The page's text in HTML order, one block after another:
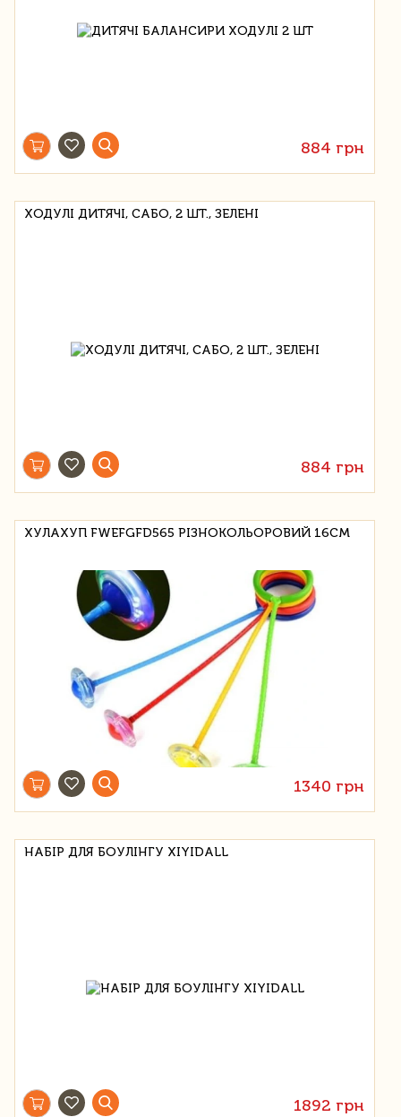
884 грн
ХОДУЛІ ДИТЯЧІ, САБО, 2 ШТ., ЗЕЛЕНІ
884 грн
ХУЛАХУП FWEFGFD565 РІЗНОКОЛЬОРОВИЙ 16СМ
1340 грн
НАБІР ДЛЯ БОУЛІНГУ XIYIDALL
1892 грн